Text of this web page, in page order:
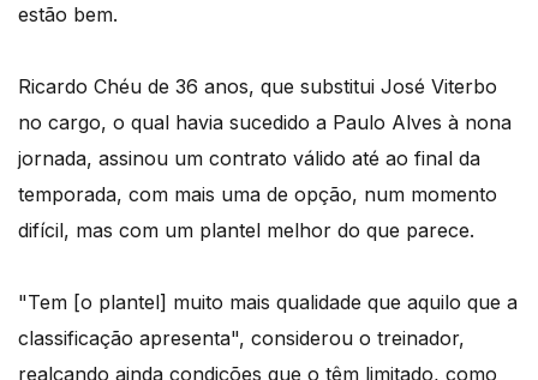
estão bem.
Ricardo Chéu de 36 anos, que substitui José Viterbo
no cargo, o qual havia sucedido a Paulo Alves à nona
jornada, assinou um contrato válido até ao final da
temporada, com mais uma de opção, num momento
difícil, mas com um plantel melhor do que parece.
"Tem [o plantel] muito mais qualidade que aquilo que a
classificação apresenta", considerou o treinador,
realçando ainda condições que o têm limitado, como